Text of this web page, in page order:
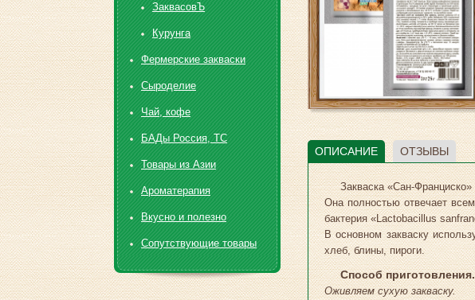
ОПИСАНИЕ ОТЗЫВЫ
Закваска «Сан-
Она полностью отвечает
бактерия «Lactobacillus
В основном закваску
хлеб, блины, пироги.
Способ приготовления.
Оживляем сухую закваску.
ЗаквасовЪ
Курунга
Фермерские закваски
Сыроделие
Чай, кофе
БАДы Россия, ТС
Товары из Азии
Ароматерапия
Вкусно и полезно
Сопутствующие товары